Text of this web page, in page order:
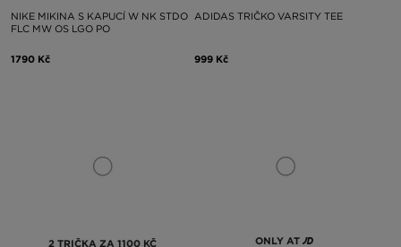
NIKE MIKINA S KAPUCÍ W NK STDO
FLC MW OS LGO PO
1790 Kč
ADIDAS TRIČKO VARSITY TEE
999 Kč
2 TRIČKA ZA 1100 KČ ONLY AT